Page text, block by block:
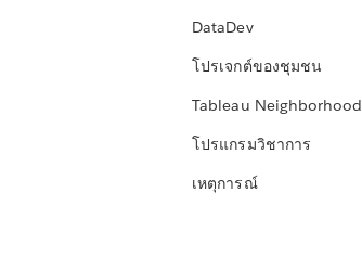
DataDev
โปรเจกต์ของชุมชน
Tableau Neighborhood
โปรแกรมวิชาการ
เหตุการณ์